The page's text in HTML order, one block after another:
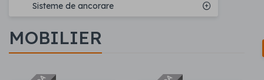
Sisteme de ancorare
MOBILIER